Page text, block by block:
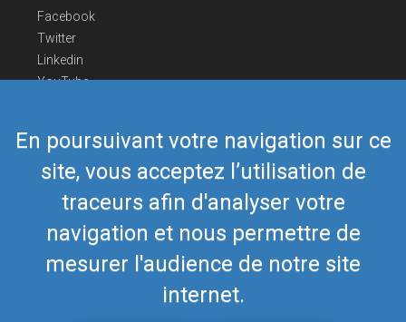
En poursuivant votre navigation sur ce
site, vous acceptez l’utilisation de
traceurs afin d'analyser votre
navigation et nous permettre de
mesurer l'audience de notre site
internet.
Facebook
Twitter
Linkedin
YouTube
Nous contacter
Téléphone Europe+352 26441835
Téléphone US/Canada418-592-8862
(c) Myriel Aviation SA